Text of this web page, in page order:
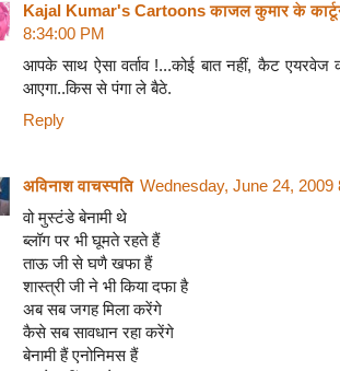
Kajal Kumar's Cartoons काजल कुमार के
8:34:00 PM
आपके साथ ऐसा वर्ताव !...कोई बात नहीं, कैट एयरवेज
आएगा..किस से पंगा ले बैठे.
Reply
अविनाश वाचस्पति Wednesday, June 24, 2009
वो मुस्‍टंडे बेनामी थे
ब्‍लॉग पर भी घूमते रहते हैं
ताऊ जी से घणै खफा हैं
शास्‍त्री जी ने भी किया दफा है
अब सब जगह मिला करेंगे
कैसे सब सावधान रहा करेंगे
बेनामी हैं एनोनिमस हैं